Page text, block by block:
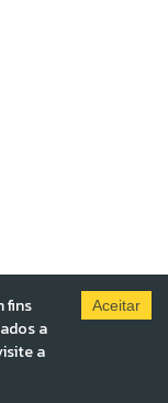
fins
a
a
Aceitar